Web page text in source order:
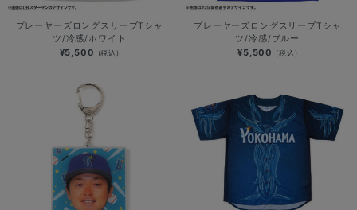
プレーヤーズロングスリーブTシャ
ツ/冷感/ホワイト
¥5,500 (税込)
プレーヤーズロングスリーブTシャ
ツ/冷感/ブルー
¥5,500 (税込)